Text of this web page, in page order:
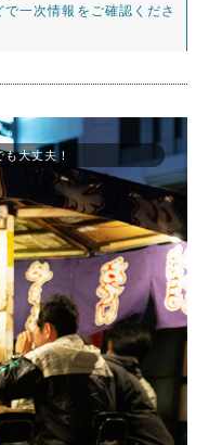
一次情報をご確認くださ
大丈夫！